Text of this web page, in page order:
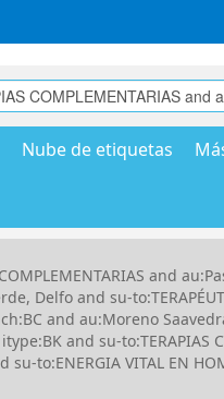
Nube de etiquetas
and
Delfo and su-
and au:Moreno
and su-
to:ENERGIA VITAL EN